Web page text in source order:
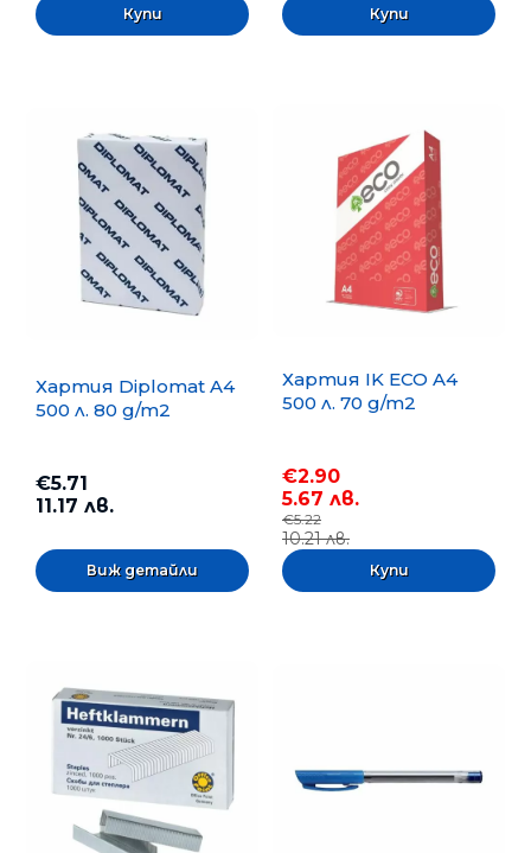
Хартия Diplomat A4
500 л. 80 g/m2
€5.71
11.17 лв.
Виж детайли
Хартия IK ECO A4
500 л. 70 g/m2
€2.90
5.67 лв.
€5.22
10.21 лв.